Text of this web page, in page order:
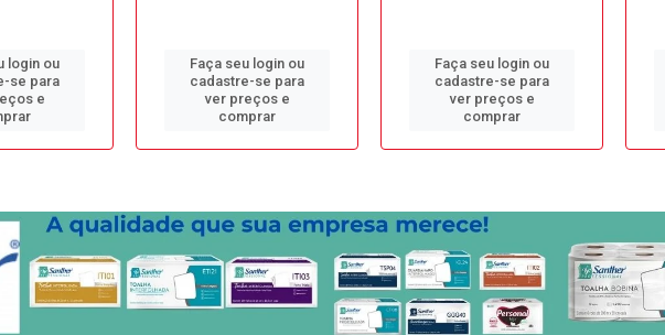
login ou
se para
e
Faça seu login ou
cadastre-se para
ver preços e
comprar
Faça seu login ou
cadastre-se para
ver preços e
comprar